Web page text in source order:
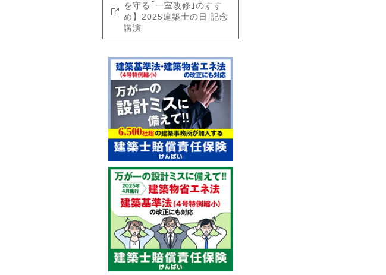
を守る｢一室改修｣のすす
め】2025建築士の日 記念
講演